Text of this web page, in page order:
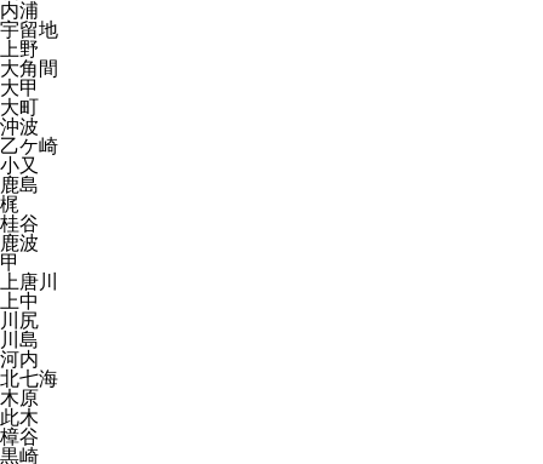
内浦
宇留地
上野
大角間
大甲
大町
沖波
乙ケ崎
小又
鹿島
梶
桂谷
鹿波
甲
上唐川
上中
川尻
川島
河内
北七海
木原
此木
樟谷
黒崎